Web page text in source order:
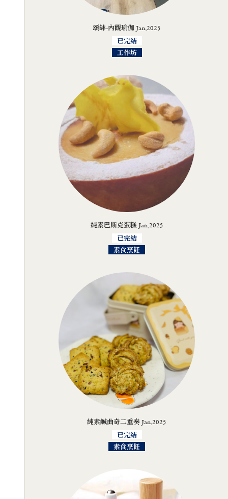
頌缽-內觀瑜伽 Jan,2025
已完結
工作坊
純素巴斯克蛋糕 Jan,2025
已完結
素食烹飪
純素鹹曲奇二重奏 Jan,2025
已完結
素食烹飪